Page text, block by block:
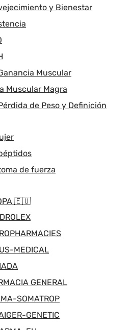
y Bienestar
Muscular
Muscular Magra
de Peso y Definición
de fuerza
🇪🇺
MEDICAL
GENERAL
SOMATROP
GENETIC